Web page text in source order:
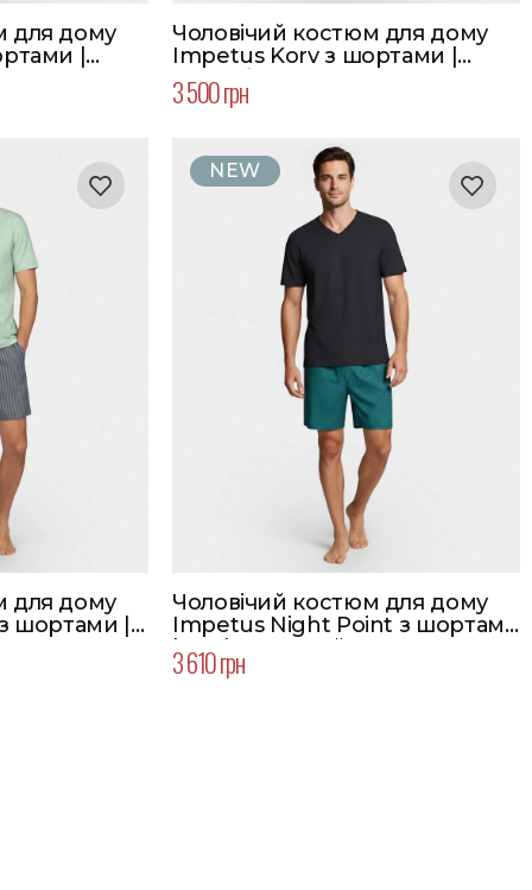
для дому
|
Чоловічий костюм для дому
Impetus Korv з шортами |
Колір блакитний | Великий
розмір
3 500 грн
для дому
шортами |
NEW
Чоловічий костюм для дому
Impetus Night Point з шортами
| Колір зелений
3 610 грн